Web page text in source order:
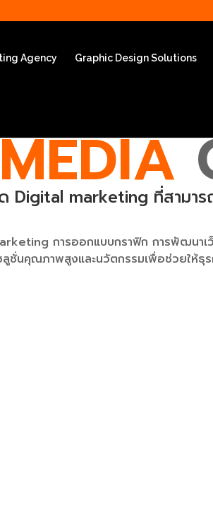
Agency Graphic Design Solutions
Digital marketing ที่สามา
การออกแบบกราฟิก การพัฒนาเ
ลูชั่นคุณภาพสูงและนวัตกรรมเพื่อช่วยให้